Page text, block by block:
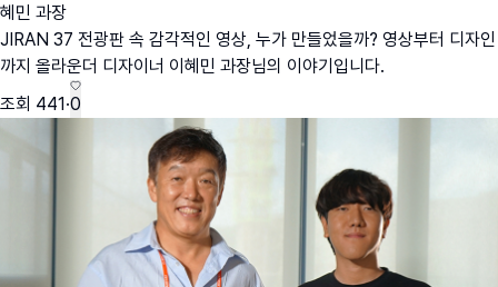
혜민 과장
JIRAN 37 전광판 속 감각적인 영상, 누가 만들었을까? 영상부터 디자인
까지 올라운더 디자이너 이혜민 과장님의 이야기입니다.
조회 441·0